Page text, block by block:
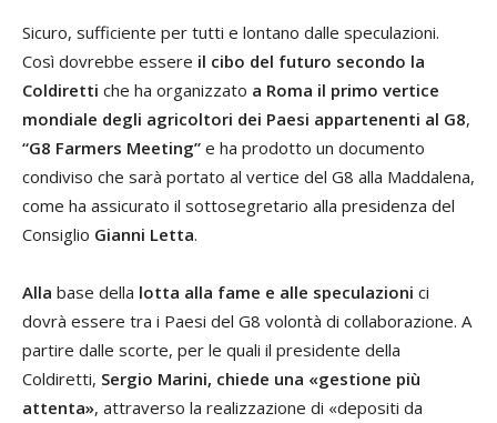
Sicuro, sufficiente per tutti e lontano dalle speculazioni.
Così dovrebbe essere il cibo del futuro secondo la
Coldiretti che ha organizzato a Roma il primo vertice
mondiale degli agricoltori dei Paesi appartenenti al G8,
“G8 Farmers Meeting” e ha prodotto un documento
condiviso che sarà portato al vertice del G8 alla Maddalena,
come ha assicurato il sottosegretario alla presidenza del
Consiglio Gianni Letta.
Alla base della lotta alla fame e alle speculazioni ci
dovrà essere tra i Paesi del G8 volontà di collaborazione. A
partire dalle scorte, per le quali il presidente della
Coldiretti, Sergio Marini, chiede una «gestione più
attenta», attraverso la realizzazione di «depositi da